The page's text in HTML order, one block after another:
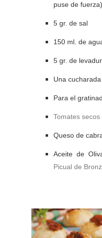
puse de fuerza)
5 gr. de sal
150 ml. de
5 gr. de
Una
Para el
Tomates secos
Queso de
Aceite de
Picual de